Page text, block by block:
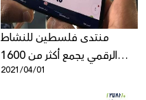
منتدى فلسطين للنشاط
الرقمي يجمع أكثر من 1600
مشارك/ة من حول العالم تحت
2021/04/01